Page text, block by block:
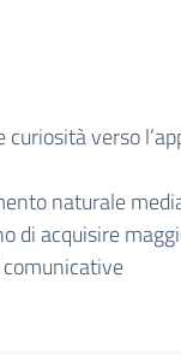
curiosità verso
naturale
di acquisire